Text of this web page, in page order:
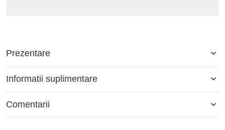
Prezentare
Informatii suplimentare
Comentarii